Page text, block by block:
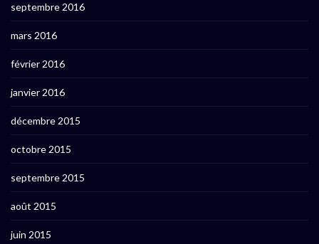
septembre 2016
mars 2016
février 2016
janvier 2016
décembre 2015
octobre 2015
septembre 2015
août 2015
juin 2015